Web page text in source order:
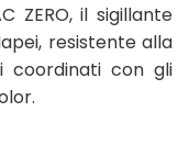
ZERO, il sigillante
resistente alla
coordinati con gli